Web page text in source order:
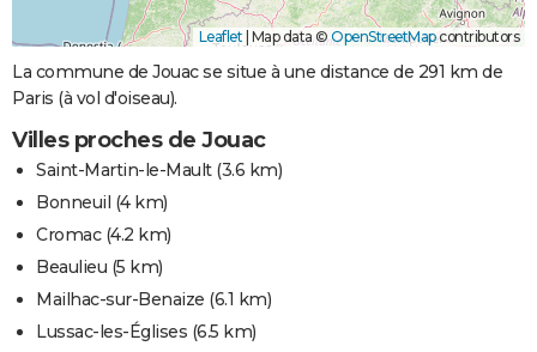
Leaflet Map data ©OpenStreetMapcontributors
La commune de Jouac se situe à une distance de 291 km de
Paris (à vol d'oiseau).
Villes proches de Jouac
Saint-Martin-le-Mault(3.6 km)
Bonneuil (4 km)
Cromac(4.2 km)
Beaulieu (5 km)
Mailhac-sur-Benaize (6.1 km)
Lussac-les-Églises (6.5 km)